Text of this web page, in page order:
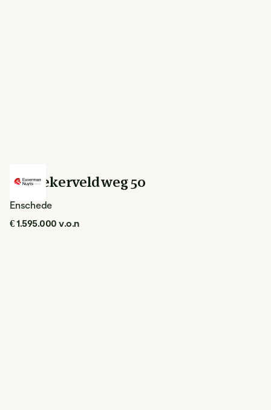
Rutbekerveldweg 50
Enschede
€ 1.595.000 v.o.n